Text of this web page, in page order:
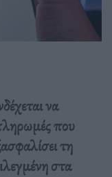
να
που
τη
στα